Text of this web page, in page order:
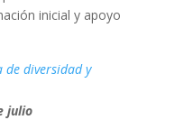
inicial y apoyo
diversidad y
julio